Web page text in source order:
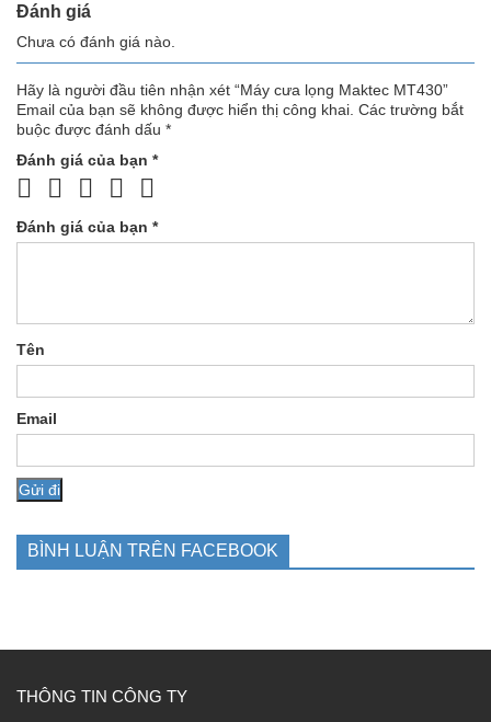
Đánh giá
Chưa có đánh giá nào.
Hãy là người đầu tiên nhận xét “Máy cưa lọng Maktec MT430”
Email của bạn sẽ không được hiển thị công khai. Các trường bắt
buộc được đánh dấu *
Đánh giá của bạn *
Đánh giá của bạn *
Tên
Email
BÌNH LUẬN TRÊN FACEBOOK
THÔNG TIN CÔNG TY